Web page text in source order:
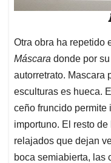
Otra obra ha repetido
Máscara donde por
autorretrato. Mascara
esculturas es hueca.
ceño fruncido
importuno. El resto
relajados que dejan
boca semiabierta, las